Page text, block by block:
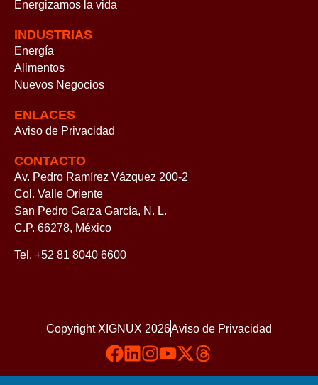
Energizamos la vida
INDUSTRIAS
Energía
Alimentos
Nuevos Negocios
ENLACES
Aviso de Privacidad
CONTACTO
Av. Pedro Ramírez Vázquez 200-2
Col. Valle Oriente
San Pedro Garza García, N. L.
C.P. 66278, México
Tel. +52 81 8040 6600
Copyright XIGNUX 2026Aviso de Privacidad